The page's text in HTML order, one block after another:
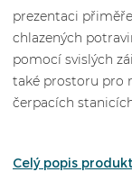
prezentaci
chlazených
pomocí svislých
také prostoru pro
čerpacích
Celý popis